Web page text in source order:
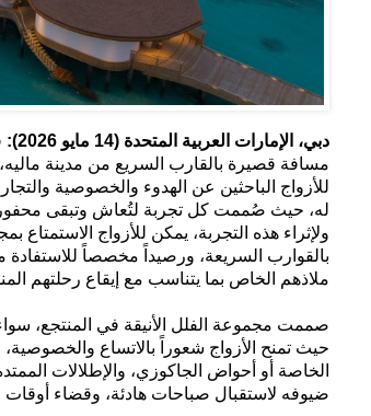
دبي، الإمارات العربية المتحدة (14 مايو 2026):
مسافة قصيرة بالقارب السريع من مدينة
للأزواج الباحثين عن الهدوء والخصوصية
له، حيث صُممت كل تجربة لتُعاش وتبقى
ولإثراء هذه التجربة، يمكن للأزواج
بالقوارب السريعة، ورصيداً مخصصاً للاستفادة
ملاذهم الخاص بما يتناسب مع إيقاع رحلتهم
صممت مجموعة الفلل الأنيقة في المنتجع، سواء
حيث تمنح الأزواج شعوراً بالاتساع
الخاصة أو أحواض الجاكوزي، والإطلالات
ضيوفه لاستقبال صباحات هادئة، وقضاء أوقات